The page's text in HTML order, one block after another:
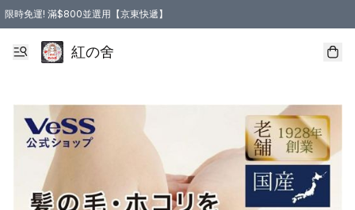
限時免運! 滿$800並選用【京東快遞】
紅の舍